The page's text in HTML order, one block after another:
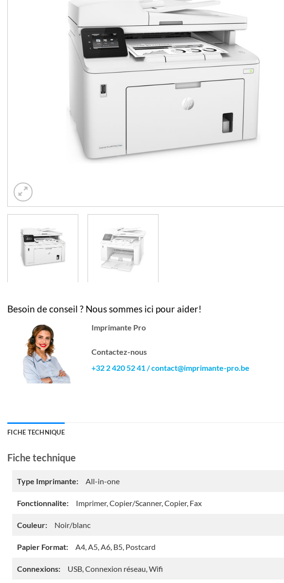
Besoin de conseil ? Nous sommes ici pour aider!
Imprimante Pro
Contactez-nous
+32 2 420 52 41/contact@imprimante-pro.be
FICHE TECHNIQUE
Fiche technique
Type Imprimante: All-in-one
Fonctionnalite: Imprimer, Copier/Scanner, Copier, Fax
Couleur: Noir/blanc
Papier Format: A4, A5, A6, B5, Postcard
Connexions: USB, Connexion réseau, Wifi